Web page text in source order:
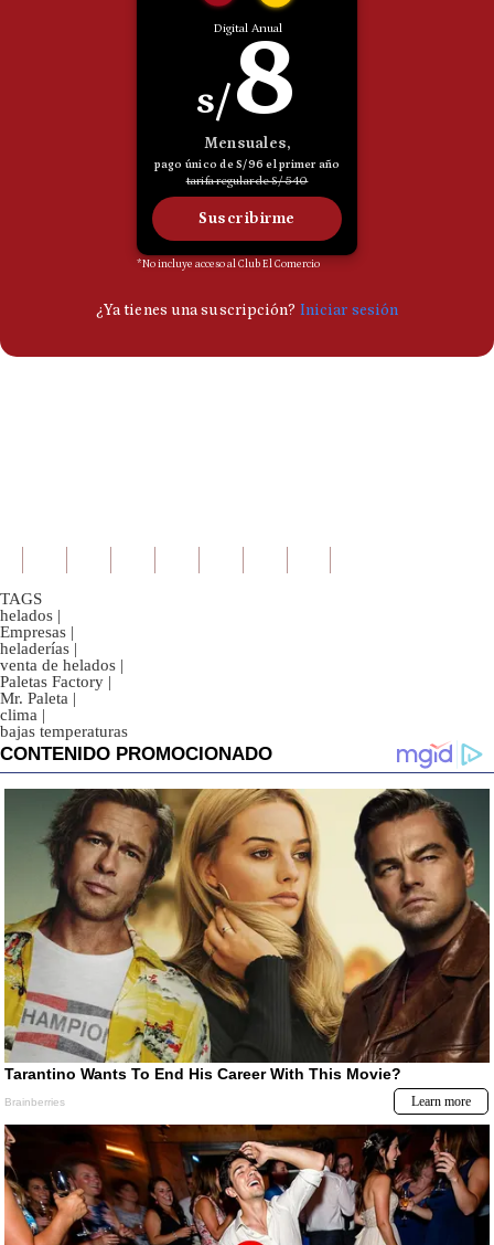
TAGS
helados |
Empresas |
heladerías |
venta de helados |
Paletas Factory |
Mr. Paleta |
clima |
bajas temperaturas